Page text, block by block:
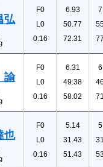
F0
L0
0.16
6.93
50.77
72.31
F0
L0
0.16
6.31
49.38
58.02
F0
L0
0.16
5.14
31.43
51.43